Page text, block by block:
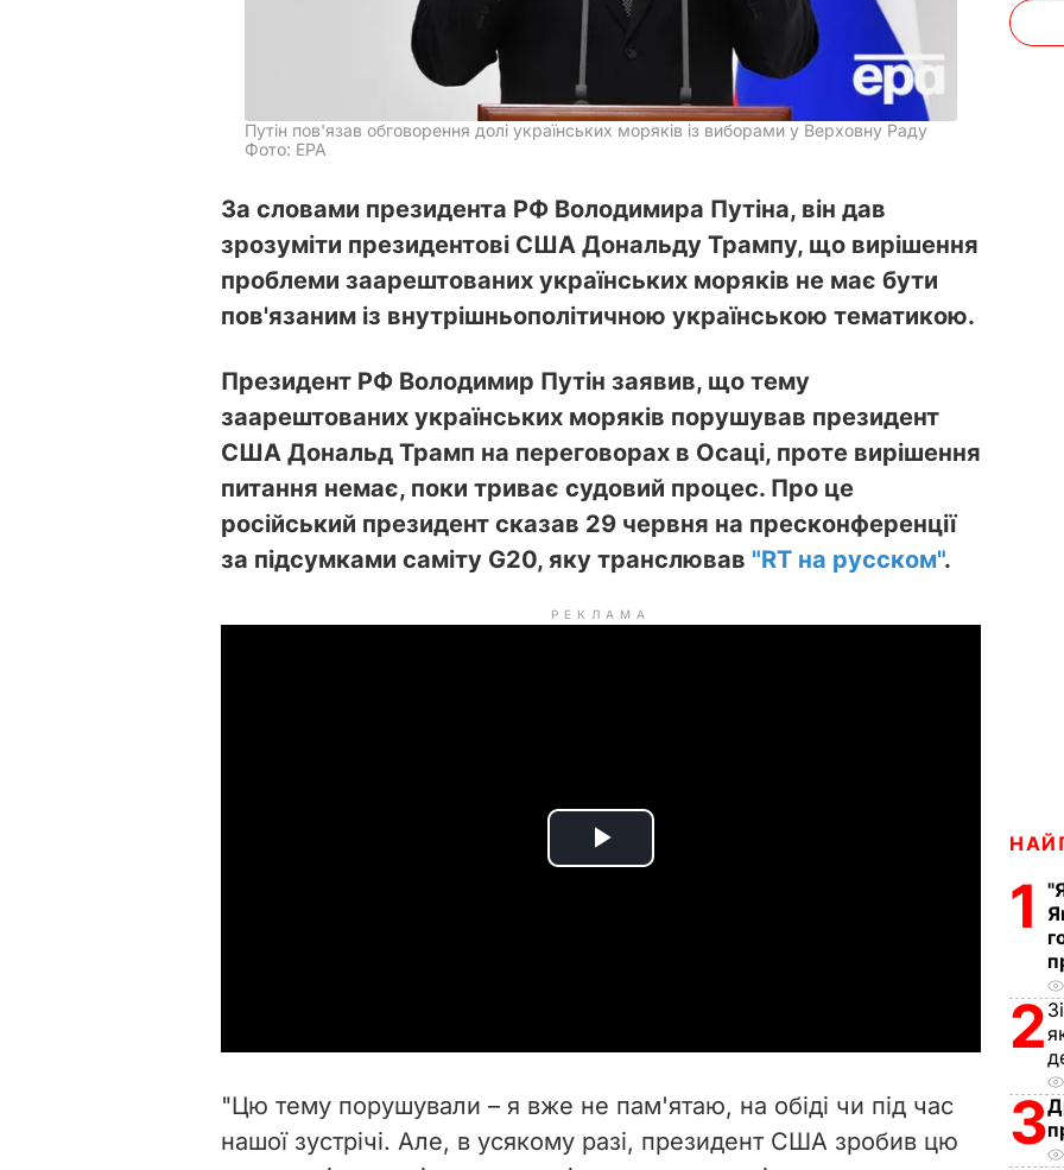
Путін пов'язав обговорення долі українських моряків із виборами у Верховну Раду
Фото: ЕРА
За словами президента РФ Володимира Путіна, він дав
зрозуміти президентові США Дональду Трампу, що вирішення
проблеми заарештованих українських моряків не має бути
пов'язаним із внутрішньополітичною українською тематикою.
Президент РФ Володимир Путін заявив, що тему
заарештованих українських моряків порушував президент
США Дональд Трамп на переговорах в Осаці, проте вирішення
питання немає, поки триває судовий процес. Про це
російський президент сказав 29 червня на пресконференції
за підсумками саміту G20, яку транслював "RT на русском".
РЕКЛАМА
P
i
"Цю тему порушували – я вже не пам'ятаю, на обіді чи під час
нашої зустрічі. Але, в усякому разі, президент США зробив цю
1
2
3